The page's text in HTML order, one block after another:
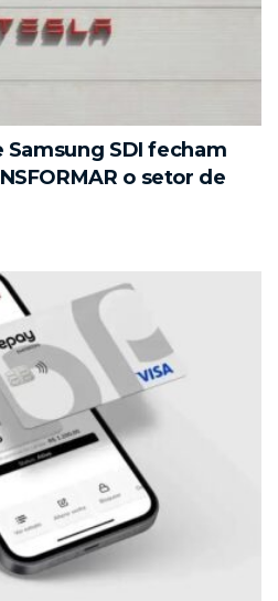
Samsung SDI fecham
o setor de